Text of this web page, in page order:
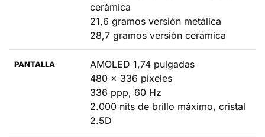
cerámica
21,6 gramos versión metálica
28,7 gramos versión cerámica
PANTALLA
AMOLED 1,74 pulgadas
480 x 336 píxeles
336 ppp, 60 Hz
2.000 nits de brillo máximo, cristal
2.5D